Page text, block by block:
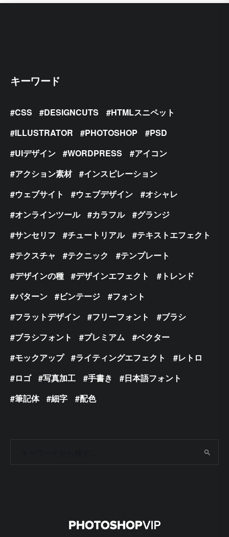
キーワード
CSS DESIGNCUTS
HTMLスニペット
ILLUSTRATOR
PHOTOSHOP
PSD
UIデザイン
WORDPRESS
アイコン
アクション素材
インスピレーション
ウェブサイト
ウェブデザイン
オシャレ
オンラインツール
カラフル
グランジ
サンセリフ
チュートリアル
テキストエフェクト
テクスチャ
テクニック
テンプレート
デザインの種
デザインエフェクト
トレンド
パターン
ビンテージ
フォント
フラットデザイン
フリーフォント
ブラシ
ブラシフォント
プレミアム
ベクター
モックアップ
ライティングエフェクト
レトロ
ロゴ
写真加工 手書き
日本語フォント
筆記体
細字 配色